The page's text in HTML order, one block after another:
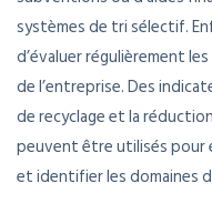
systèmes de tri sélectif.
d’évaluer régulièrement
de l’entreprise. Des
de recyclage et la
peuvent être utilisés pour
et identifier les domaines